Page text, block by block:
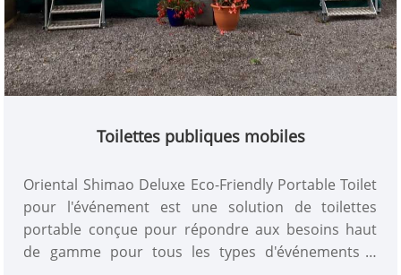
Toilettes publiques mobiles
Oriental Shimao Deluxe Eco-Friendly Portable Toilet
pour l'événement est une solution de toilettes
portable conçue pour répondre aux besoins haut
de gamme pour tous les types d'événements à